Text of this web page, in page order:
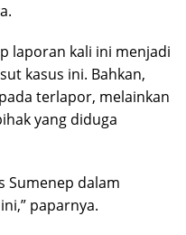
laporan kali ini menjadi
kasus ini. Bahkan,
terlapor, melainkan
yang diduga
Sumenep dalam
paparnya.